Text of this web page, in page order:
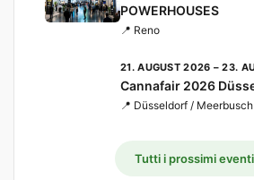
POWERHOUSES
📍 Reno
21. AUGUST 2026 – 23.
Cannafair 2026
📍 Düsseldorf / Meerbusch
Tutti i prossimi